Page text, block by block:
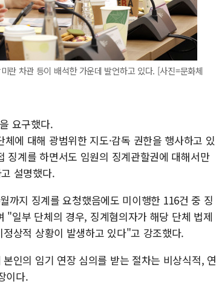
란 차관 등이 배석한 가운데 발언하고 있다. [사진=문화체
요구했다.
에 대해 광범위한 지도·감독 권한을 행사하고 있
징계를 하면서도 임원의 징계관할권에 대해서만
설명했다.
까지 징계를 요청했음에도 미이행한 116건 중 징
일부 단체의 경우, 징계혐의자가 해당 단체 법제
상적 상황이 발생하고 있다"고 강조했다.
인의 임기 연장 심의를 받는 절차는 비상식적, 연
이다.